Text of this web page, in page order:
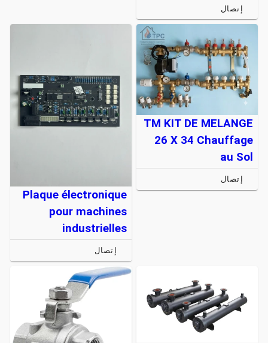
إتصال
TM KIT DE MELANGE
26 X 34 Chauffage
au Sol
إتصال
Plaque électronique
pour machines
industrielles
إتصال